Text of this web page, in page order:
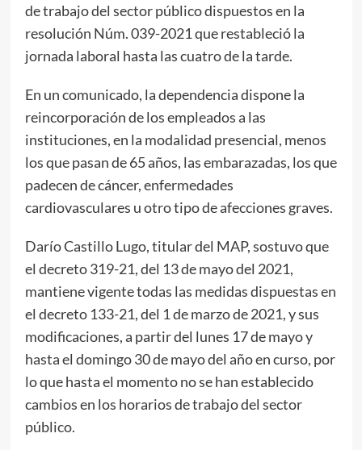
de trabajo del sector público dispuestos en la
resolución Núm. 039-2021 que restableció la
jornada laboral hasta las cuatro de la tarde.
En un comunicado, la dependencia dispone la
reincorporación de los empleados a las
instituciones, en la modalidad presencial, menos
los que pasan de 65 años, las embarazadas, los que
padecen de cáncer, enfermedades
cardiovasculares u otro tipo de afecciones graves.
Darío Castillo Lugo, titular del MAP, sostuvo que
el decreto 319-21, del 13 de mayo del 2021,
mantiene vigente todas las medidas dispuestas en
el decreto 133-21, del 1 de marzo de 2021, y sus
modificaciones, a partir del lunes 17 de mayo y
hasta el domingo 30 de mayo del año en curso, por
lo que hasta el momento no se han establecido
cambios en los horarios de trabajo del sector
público.